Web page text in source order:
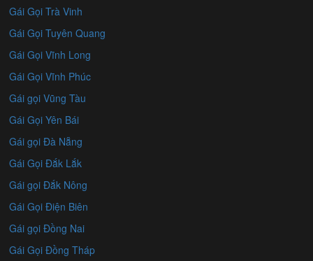
Gái Gọi Trà Vinh
Gái Gọi Tuyên Quang
Gái Gọi Vĩnh Long
Gái Gọi Vĩnh Phúc
Gái gọi Vũng Tàu
Gái Gọi Yên Bái
Gái gọi Đà Nẵng
Gái Gọi Đắk Lắk
Gái gọi Đắk Nông
Gái Gọi Điện Biên
Gái gọi Đồng Nai
Gái Gọi Đồng Tháp